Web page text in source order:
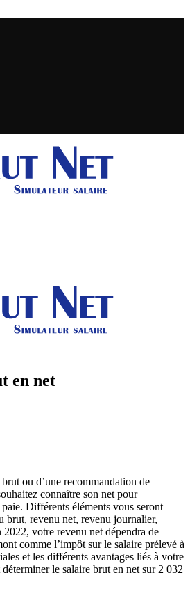
en net
ou d’une recommandation de
connaître son net pour
Différents éléments vous seront
brut, revenu net, revenu journalier,
votre revenu net dépendra de
comme l’impôt sur le salaire prélevé à
et les différents avantages liés à votre
le salaire brut en net sur 2 032